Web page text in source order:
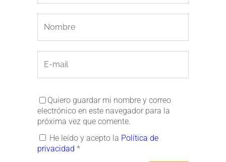
Quiero guardar mi nombre y correo
electrónico en este navegador para la
próxima vez que comente.
He leído y acepto la Política de
privacidad *